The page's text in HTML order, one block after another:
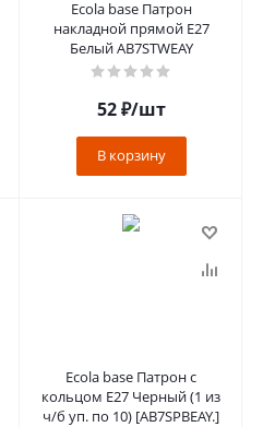
Ecola base Патрон
накладной прямой E27
Белый AB7STWEAY
52₽/шт
В корзину
Ecola base Патрон с
кольцом E27 Черный (1 из
ч/б уп. по 10) [AB7SPBEAY.]